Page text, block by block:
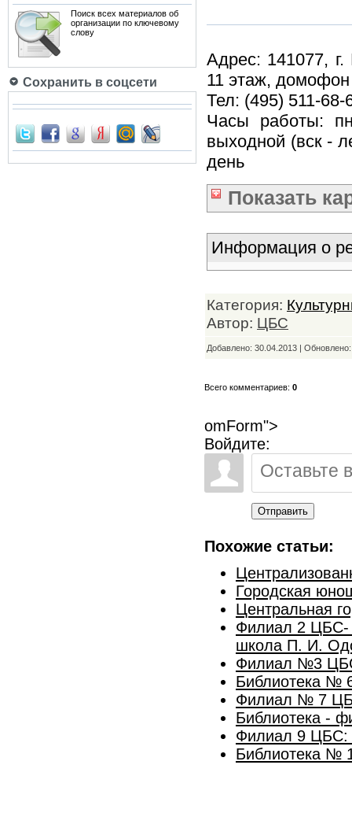
Поиск всех материалов об
организации по ключевому
слову
Сохранить в соцсети
Адрес: 141077,
11 этаж,
Тел: (495) 511-68-
Часы работы:
выходной (вск -
день
Показать
Информация о
Категория:
Автор: ЦБС
Добавлено: 30.04.2013 |
Всего комментариев: 0
omForm">
Войдите:
Отправить
Похожие статьи:
Городская
Центральная
Филиал 2 ЦБС-
школа П. И.
Филиал №3
Библиотека №
Филиал № 7
Библиотека -
Филиал 9 ЦБС:
Библиотека №